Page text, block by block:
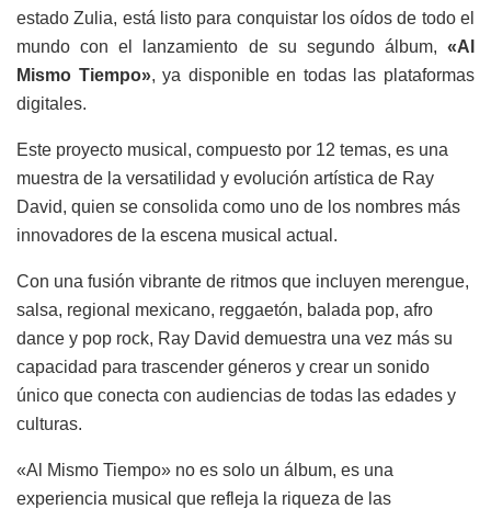
estado Zulia, está listo para conquistar los oídos de todo el
mundo con el lanzamiento de su segundo álbum, «Al
Mismo Tiempo», ya disponible en todas las plataformas
digitales.
Este proyecto musical, compuesto por 12 temas, es una
muestra de la versatilidad y evolución artística de Ray
David, quien se consolida como uno de los nombres más
innovadores de la escena musical actual.
Con una fusión vibrante de ritmos que incluyen merengue,
salsa, regional mexicano, reggaetón, balada pop, afro
dance y pop rock, Ray David demuestra una vez más su
capacidad para trascender géneros y crear un sonido
único que conecta con audiencias de todas las edades y
culturas.
«Al Mismo Tiempo» no es solo un álbum, es una
experiencia musical que refleja la riqueza de las